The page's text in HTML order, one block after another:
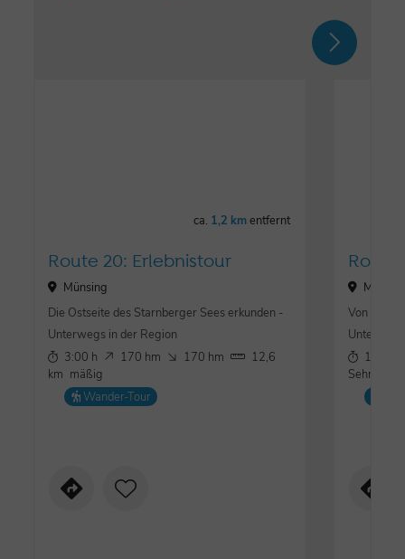
ca. 1,2 kmentfernt
Route 20: Erlebnistour
Münsing
Die Ostseite des Starnberger Sees erkunden -
Unterwegs in der Region
3:00 h
170 hm 170 hm
12,6
km mäßig
Wander-Tour
Route
Von
1:20 h
Sehr